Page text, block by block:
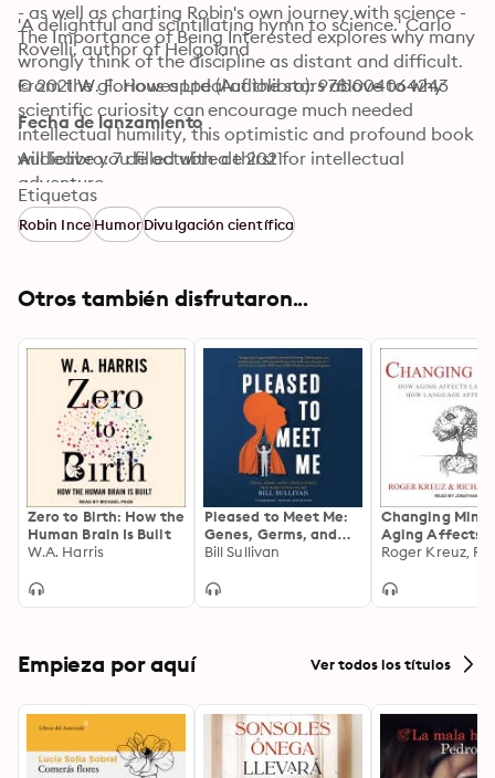
- as well as charting Robin's own journey with science -
The Importance of Being Interested explores why many
wrongly think of the discipline as distant and difficult.
From the glorious appeal of the stars above to why
scientific curiosity can encourage much needed
intellectual humility, this optimistic and profound book
will leave you filled with a thirst for intellectual
adventure.
'A delightful and scintillating hymn to science.' Carlo
Rovelli, author of Helgoland
© 2021 W. F. Howes Ltd (Audiolibro): 9781004064243
Fecha de lanzamiento
Audiolibro: 7 de octubre de 2021
Etiquetas
Robin InceHumorDivulgación científica
Otros también disfrutaron...
Zero to Birth: How the
Human Brain Is Built
W.A. Harris
Pleased to Meet Me:
Genes, Germs, and
the Curious Forces
Are
Bill Sullivan
Changing
Aging Affects
Language and
Aging
Empieza por aquí Ver todos los títulos